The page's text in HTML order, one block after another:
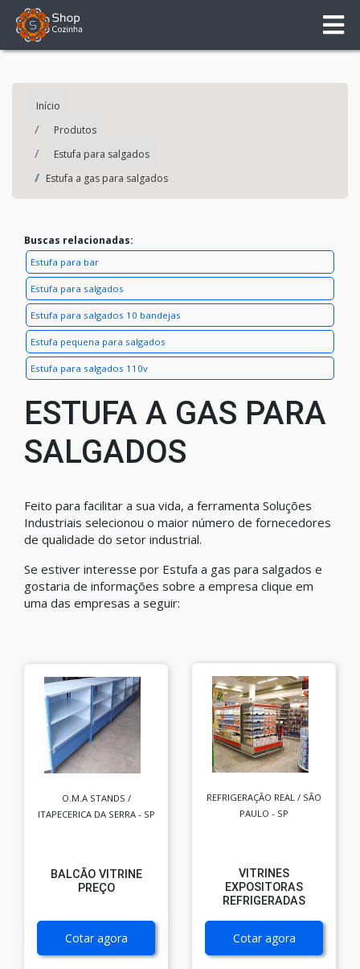
Início
Produtos
Estufa para salgados
Estufa a gas para salgados
Buscas relacionadas:
Estufa para bar
Estufa para salgados
Estufa para salgados 10 bandejas
Estufa pequena para salgados
Estufa para salgados 110v
ESTUFA A GAS PARA
SALGADOS
Feito para facilitar a sua vida, a ferramenta Soluções
Industriais selecionou o maior número de fornecedores
de qualidade do setor industrial.
Se estiver interesse por Estufa a gas para salgados e
gostaria de informações sobre a empresa clique em
uma das empresas a seguir:
O.M.A STANDS /
ITAPECERICA DA SERRA - SP
BALCÃO VITRINE
PREÇO
Cotar agora
REFRIGERAÇÃO REAL / SÃO
PAULO - SP
VITRINES
EXPOSITORAS
REFRIGERADAS
Cotar agora